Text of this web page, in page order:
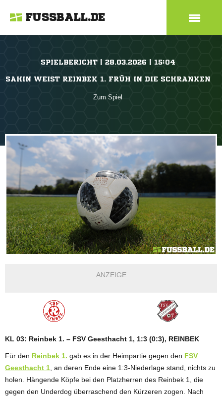
FUSSBALL.DE
SPIELBERICHT | 28.03.2026 | 15:04
SAHIN WEIST REINBEK 1. FRÜH IN DIE SCHRANKEN
Zum Spiel
ANZEIGE
KL 03: Reinbek 1. – FSV Geesthacht 1, 1:3 (0:3), REINBEK
Für den Reinbek 1. gab es in der Heimpartie gegen den FSV
Geesthacht 1 , an deren Ende eine 1:3-Niederlage stand, nichts zu
holen. Hängende Köpfe bei den Platzherren des Reinbek 1, die
gegen den Underdog überraschend den Kürzeren zogen. Nach